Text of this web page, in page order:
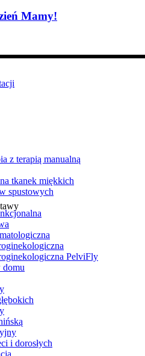
Mamy!
z terapią manualną
tkanek miękkich
spustowych
PelviFly
domu
i dorosłych